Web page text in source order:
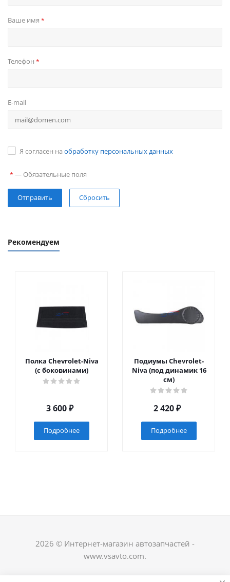
Ваше имя *
Телефон *
E-mail
Я согласен на обработку персональных данных
* — Обязательные поля
Сбросить
Рекомендуем
Полка Chevrolet-Niva
(с боковинами)
3 600₽
Подробнее
Подиумы Chevrolet-
Niva (под динамик 16
см)
2 420₽
Подробнее
2026 © Интернет-магазин автозапчастей -
www.vsavto.com.